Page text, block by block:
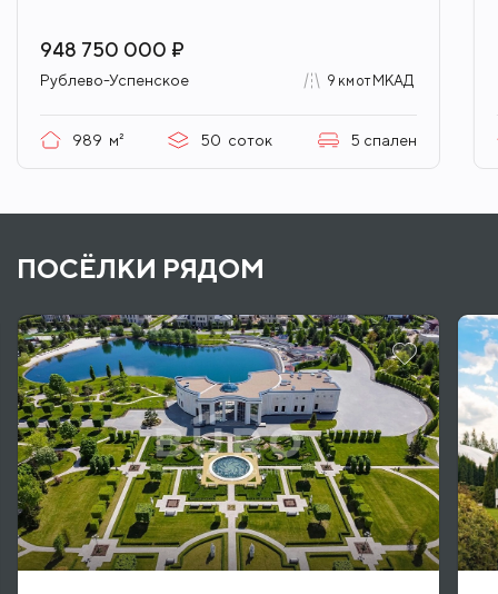
948 750 000 ₽
Рублево-Успенское 9 км от МКАД
989 м² 50 соток 5 спален
ПОСЁЛКИ РЯДОМ